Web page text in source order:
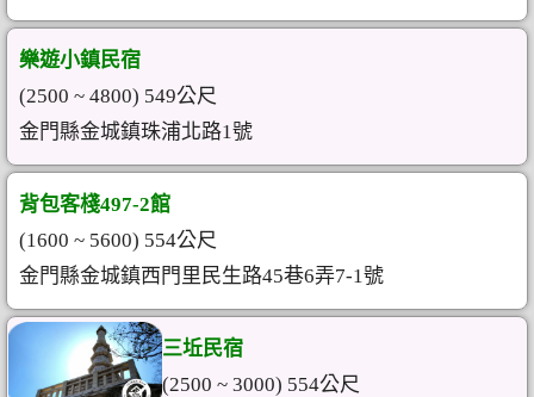
樂遊小鎮民宿
(2500 ~ 4800) 549公尺
金門縣金城鎮珠浦北路1號
背包客棧497-2館
(1600 ~ 5600) 554公尺
金門縣金城鎮西門里民生路45巷6弄7-1號
三坵民宿
(2500 ~ 3000) 554公尺